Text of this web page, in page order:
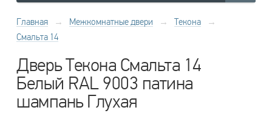
Главная → Межкомнатные двери → Текона
→
Смальта 14
Дверь Текона Смальта 14
Белый RAL 9003 патина
шампань Глухая